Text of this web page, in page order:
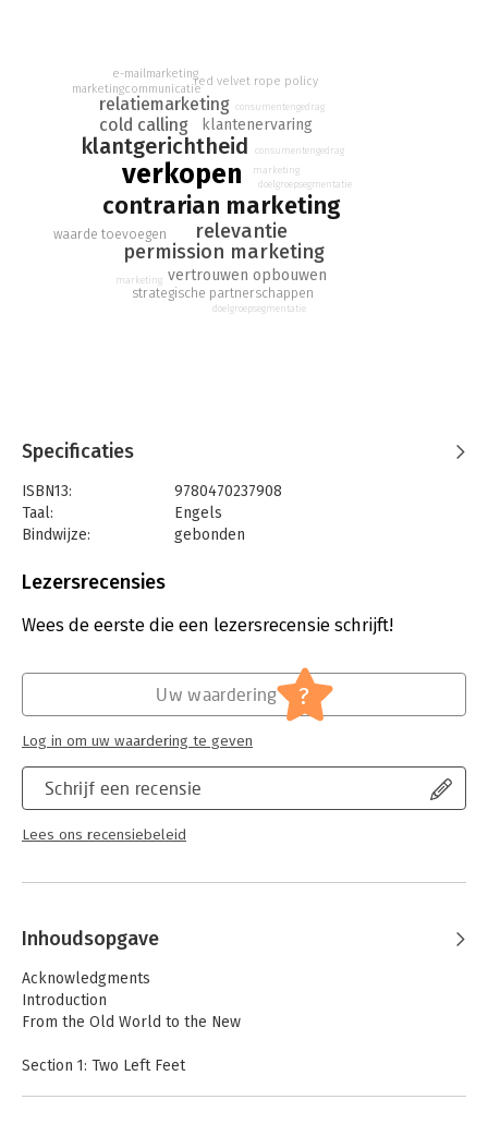
echt werkt. In dit boekje ontdekt u hoe en wat u hiermee kunt
bereiken.
verkopen
contrarian marketing
klantgerichtheid
relevantie
permission marketing
cold calling
relatiemarketing
vertrouwen opbouwen
klantenervaring
strategische partnerschappen
waarde toevoegen
marketingcommunicatie
e-mailmarketing
red velvet rope policy
marketing
consumentengedrag
doelgroepsegmentatie
marketing
consumentengedrag
doelgroepsegmentatie
Specificaties
ISBN13:
9780470237908
Taal:
Engels
Bindwijze:
gebonden
Uitgever:
Hoofdrubriek:
Reclame en verkoop
Lezersrecensies
Wees de eerste die een lezersrecensie schrijft!
Schrijf een recensie
Lees ons recensiebeleid
Uw waardering ?
Log in om uw waardering te geven
Inhoudsopgave
Acknowledgments
Introduction
From the Old World to the New
Section 1: Two Left Feet